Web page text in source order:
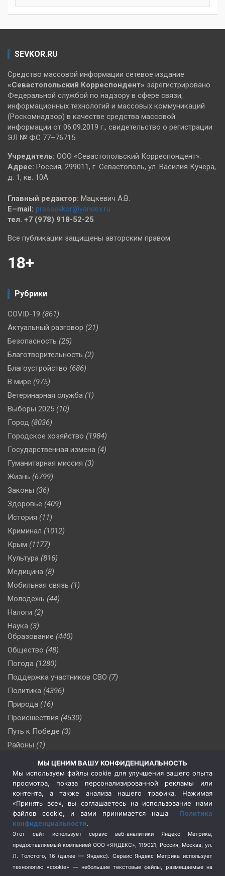
SEVKOR.RU
Средство массовой информации сетевое издание
«Севастопольский Корреспондент» зарегистрировано
Федеральной службой по надзору в сфере связи,
информационных технологий и массовых коммуникаций
(Роскомнадзор) в качестве средства массовой
информации от 06.09.2019 г., свидетельство о регистрации
ЭЛ № ФС 77–76715
Учредитель: ООО «Севастопольский Корреспондент».
Адрес: Россия, 299011, г. Севастополь, ул. Василия Кучера,
д. 1, кв. 10А
Главный редактор: Мацкевич А.В.
E–mail: pressevkor@yandex.ru
тел. +7 (978) 918-52-25
Все публикации защищены авторским правом.
18+
Рубрики
COVID-19 (861)
Актуальный разговор (21)
Безопасность (25)
Благотворительность (2)
Благоустройство (686)
В мире (975)
Ветеринарная служба (1)
Выборы 2025 (10)
Город (8036)
Городское хозяйство (1984)
Государственная измена (4)
Гуманитарная миссия (3)
Жизнь (6799)
Законы (36)
Здоровье (409)
История (11)
Криминал (1012)
Крым (1177)
Культура (816)
Медицина (8)
Мобильная связь (1)
Молодежь (44)
Налоги (2)
Наука (3)
Образование (440)
Общество (48)
Погода (1280)
Поддержка участников СВО (7)
Политика (4396)
Природа (16)
Происшествия (4530)
Путь к Победе (3)
Районы (1)
(510)
Сельское хозяйство (3)
Социальная политика
(3)
Спецоперация в Украине
Спецоперация на Украине
(404)
Спорт (740)
Терроризм (1)
Транспорт (262)
МЫ ЦЕНИМ ВАШУ КОНФИДЕНЦИАЛЬНОСТЬ
Мы используем файлы cookie для улучшения вашего опыта
просмотра, показа персонализированной рекламы или
контента, а также анализа нашего трафика. Нажимая
«Принять все», вы соглашаетесь на использование нами
файлов cookie, и вами принимается наша Политика
конфиденциальности.
Этот сайт использует сервис веб-аналитики Яндекс Метрика,
предоставляемый компанией ООО «ЯНДЕКС», 119021, Россия, Москва, ул.
Л. Толстого, 16 (далее — Яндекс). Сервис Яндекс Метрика использует
технологию «cookie» — небольшие текстовые файлы, размещаемые на